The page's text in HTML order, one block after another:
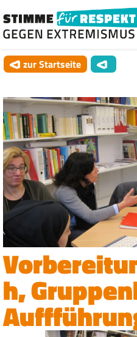
zur Startseite
h,